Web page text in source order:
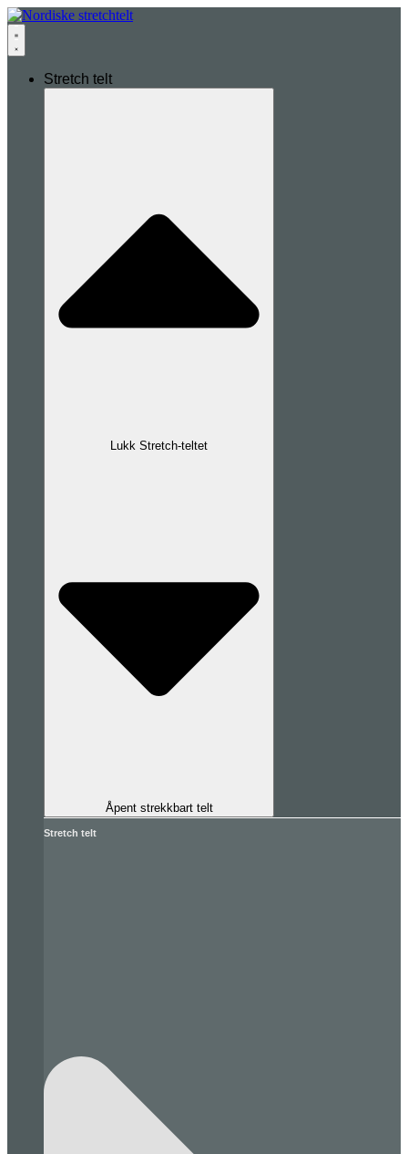
Stretch telt
Lukk Stretch-teltet
Åpent strekkbart telt
Stretch telt